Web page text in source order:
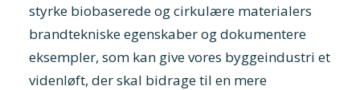
styrke biobaserede og cirkulære materialers
brandtekniske egenskaber og dokumentere
eksempler, som kan give vores byggeindustri et
videnløft, der skal bidrage til en mere